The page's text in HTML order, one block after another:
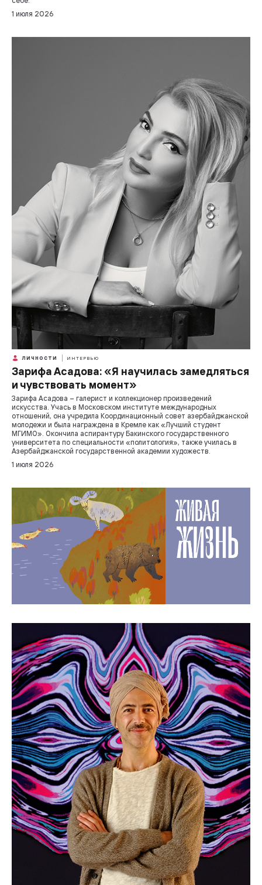
1 июля 2026
ЛИЧНОСТИ ИНТЕРВЬЮ
Зарифа Асадова: «Я научилась замедляться
и чувствовать момент»
Зарифа Асадова – галерист и коллекционер произведений
искусства. Учась в Московском институте международных
отношений, она учредила Координационный совет азербайджанской
молодежи и была награждена в Кремле как «Лучший студент
МГИМО». Окончила аспирантуру Бакинского государственного
университета по специальности «политология», также училась в
Азербайджанской государственной академии художеств.
1 июля 2026